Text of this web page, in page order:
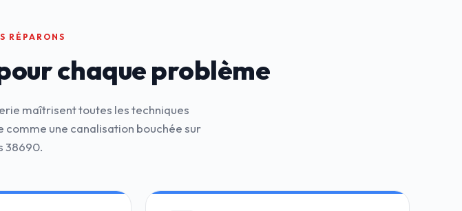
RÉPARONS
chaque problème
maîtrisent toutes les techniques
une canalisation bouchée sur
38690.